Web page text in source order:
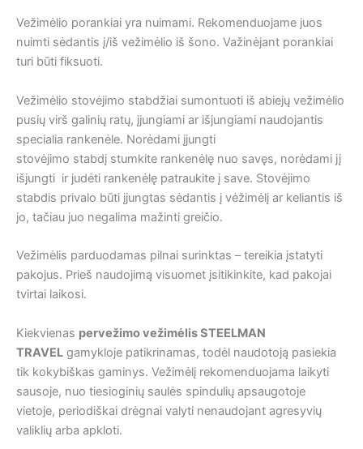
Vežimėlio porankiai yra nuimami. Rekomenduojame juos
nuimti sėdantis į/iš vežimėlio iš šono. Važinėjant porankiai
turi būti fiksuoti.
Vežimėlio stovėjimo stabdžiai sumontuoti iš abiejų vežimėlio
pusių virš galinių ratų, įjungiami ar išjungiami naudojantis
specialia rankenėle. Norėdami įjungti
stovėjimo stabdį stumkite rankenėlę nuo savęs, norėdami jį
išjungti ir judėti rankenėlę patraukite į save. Stovėjimo
stabdis privalo būti įjungtas sėdantis į vėžimėlį ar keliantis iš
jo, tačiau juo negalima mažinti greičio.
Vežimėlis parduodamas pilnai surinktas – tereikia įstatyti
pakojus. Prieš naudojimą visuomet įsitikinkite, kad pakojai
tvirtai laikosi.
Kiekvienas pervežimo vežimėlis STEELMAN
TRAVEL gamykloje patikrinamas, todėl naudotoją pasiekia
tik kokybiškas gaminys. Vežimėlį rekomenduojama laikyti
sausoje, nuo tiesioginių saulės spindulių apsaugotoje
vietoje, periodiškai drėgnai valyti nenaudojant agresyvių
valiklių arba apkloti.